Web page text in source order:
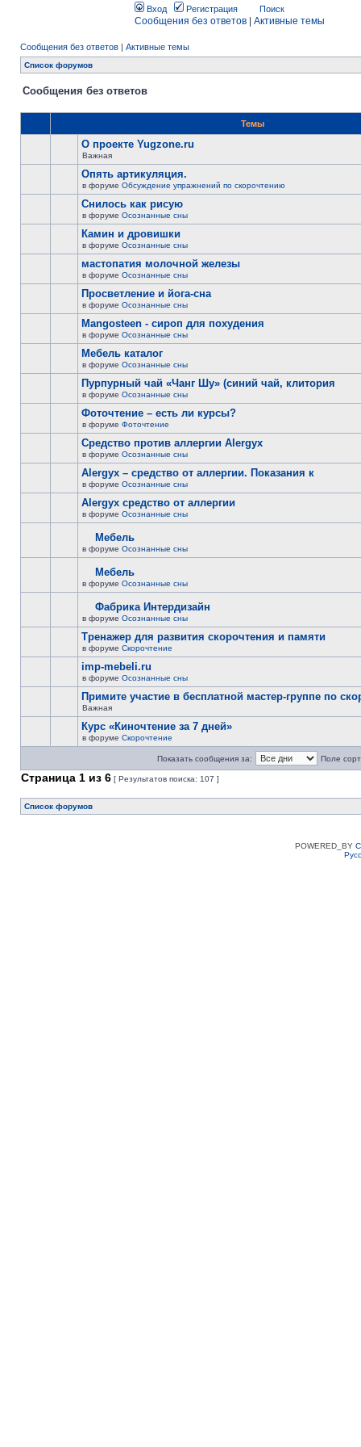
Вход Регистрация Поиск
Сообщения без ответов Активные темы
Сообщения без ответов | Активные темы
Список форумов
Сообщения без ответов
Темы
О проекте Yugzone.ru
Важная
Опять артикуляция.
в форуме Обсуждение упражнений по скорочтению
Снилось как рисую
в форуме Осознанные сны
Камин и дровишки
в форуме Осознанные сны
мастопатия молочной железы
в форуме Осознанные сны
Просветление и йога-сна
в форуме Осознанные сны
Mangosteen - сироп для похудения
в форуме Осознанные сны
Мебель каталог
в форуме Осознанные сны
Пурпурный чай «Чанг Шу» (синий чай, клитория
в форуме Осознанные сны
Фоточтение – есть ли курсы?
в форуме Фоточтение
Cредство против аллергии Alergyx
в форуме Осознанные сны
Alergyx – средство от аллергии. Показания к
в форуме Осознанные сны
Alergyx средство от аллергии
в форуме Осознанные сны
Мебель
в форуме Осознанные сны
Мебель
в форуме Осознанные сны
Фабрика Интердизайн
в форуме Осознанные сны
Тренажер для развития скорочтения и памяти
в форуме Скорочтение
imp-mebeli.ru
в форуме Осознанные сны
Примите участие в бесплатной мастер-группе по
Важная
Курс «Киночтение за 7 дней»
в форуме Скорочтение
Показать сообщения за: Поле
Страница 1 из 6 [ Результатов поиска: 107 ]
Список форумов
POWERED_BY